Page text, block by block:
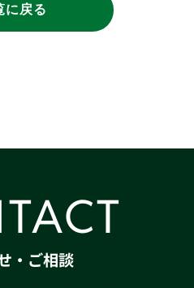
に戻る
・ご相談